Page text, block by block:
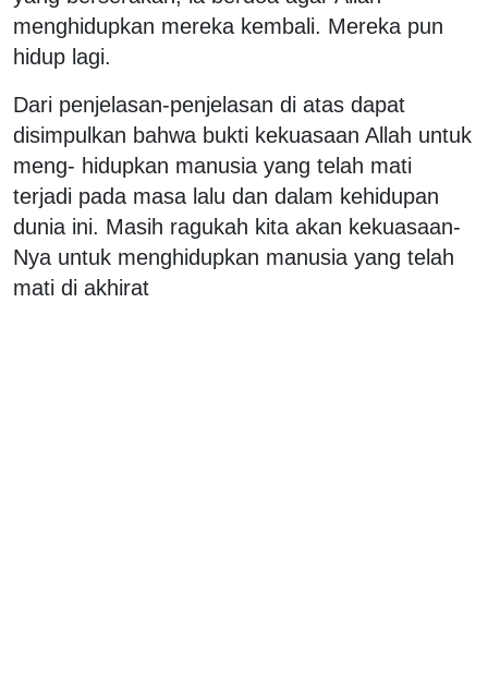
menghidupkan mereka kembali. Mereka pun
hidup lagi.
Dari penjelasan-penjelasan di atas dapat
disimpulkan bahwa bukti kekuasaan Allah untuk
meng- hidupkan manusia yang telah mati
terjadi pada masa lalu dan dalam kehidupan
dunia ini. Masih ragukah kita akan kekuasaan-
Nya untuk menghidupkan manusia yang telah
mati di akhirat